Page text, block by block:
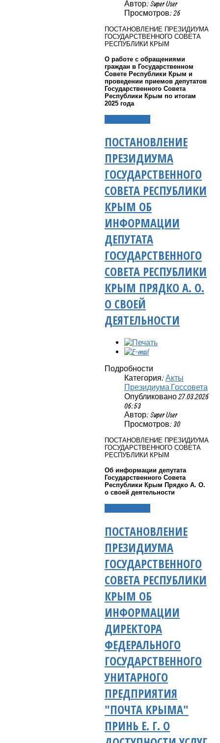
Автор: Super User
Просмотров: 26
ПОСТАНОВЛЕНИЕ ПРЕЗИДИУМА
ГОСУДАРСТВЕННОГО СОВЕТА
РЕСПУБЛИКИ КРЫМ
О работе с обращениями
граждан в Государственном
Совете Республики Крым и
проведении приемов депутатов
Государственного Совета
Республики Крым по итогам
2025 года
ПОСТАНОВЛЕНИЕ
ПРЕЗИДИУМА
ГОСУДАРСТВЕННОГО
СОВЕТА РЕСПУБЛИКИ
КРЫМ ОБ
ИНФОРМАЦИИ
ДЕПУТАТА
ГОСУДАРСТВЕННОГО
СОВЕТА РЕСПУБЛИКИ
КРЫМ ПРЯДКО А. О.
О СВОЕЙ
ДЕЯТЕЛЬНОСТИ
Подробности
Категория: Акты
Президиума Госсовета
Опубликовано 27.03.2026
06:53
Автор: Super User
Просмотров: 30
ПОСТАНОВЛЕНИЕ ПРЕЗИДИУМА
ГОСУДАРСТВЕННОГО СОВЕТА
РЕСПУБЛИКИ КРЫМ
Об информации депутата
Государственного Совета
Республики Крым Прядко А. О.
о своей деятельности
ПОСТАНОВЛЕНИЕ
ПРЕЗИДИУМА
ГОСУДАРСТВЕННОГО
СОВЕТА РЕСПУБЛИКИ
КРЫМ ОБ
ИНФОРМАЦИИ
ДИРЕКТОРА
ФЕДЕРАЛЬНОГО
ГОСУДАРСТВЕННОГО
УНИТАРНОГО
ПРЕДПРИЯТИЯ
"ПОЧТА КРЫМА"
ПРИНЬ Е. Г. О